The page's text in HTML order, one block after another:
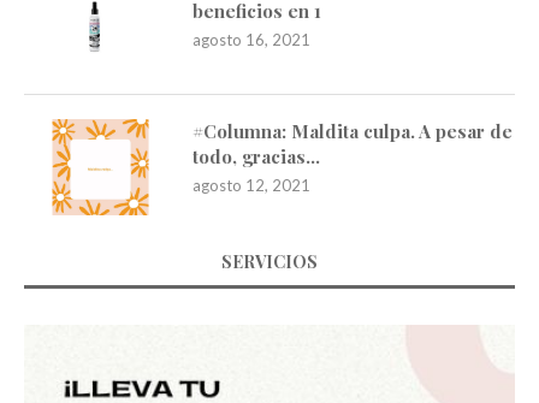
beneficios en 1
agosto 16, 2021
#Columna: Maldita culpa. A pesar de
todo, gracias…
agosto 12, 2021
SERVICIOS